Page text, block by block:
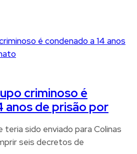
criminoso é
anos de prisão por
teria sido enviado para Colinas
seis decretos de